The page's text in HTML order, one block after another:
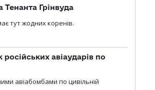
Тенанта Грінвуда
тут жодних коренів.
авіаударів по
авіабомбами по цивільній